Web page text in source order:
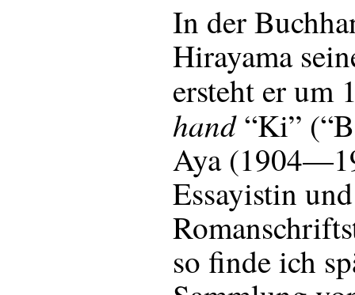
In der
Hirayama
ersteht er um
hand“Ki”
Aya
Essayistin und
so finde ich